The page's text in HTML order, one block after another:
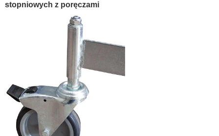
stopniowych z poręczami